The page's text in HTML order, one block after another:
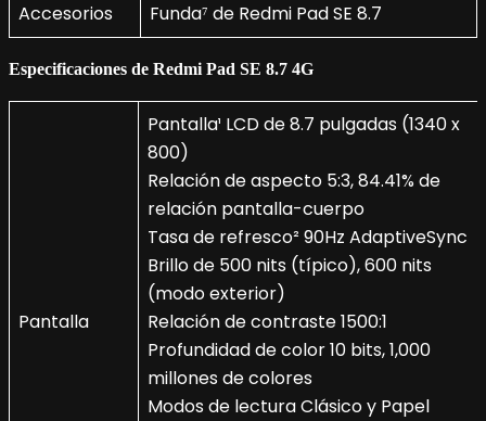
Accesorios
Funda⁷ de Redmi Pad SE 8.7
Especificaciones de Redmi Pad SE 8.7 4G
Pantalla
Pantalla¹ LCD de 8.7 pulgadas (1340 x
800)
Relación de aspecto 5:3, 84.41% de
relación pantalla-cuerpo
Tasa de refresco² 90Hz AdaptiveSync
Brillo de 500 nits (típico), 600 nits
(modo exterior)
Relación de contraste 1500:1
Profundidad de color 10 bits, 1,000
millones de colores
Modos de lectura Clásico y Papel